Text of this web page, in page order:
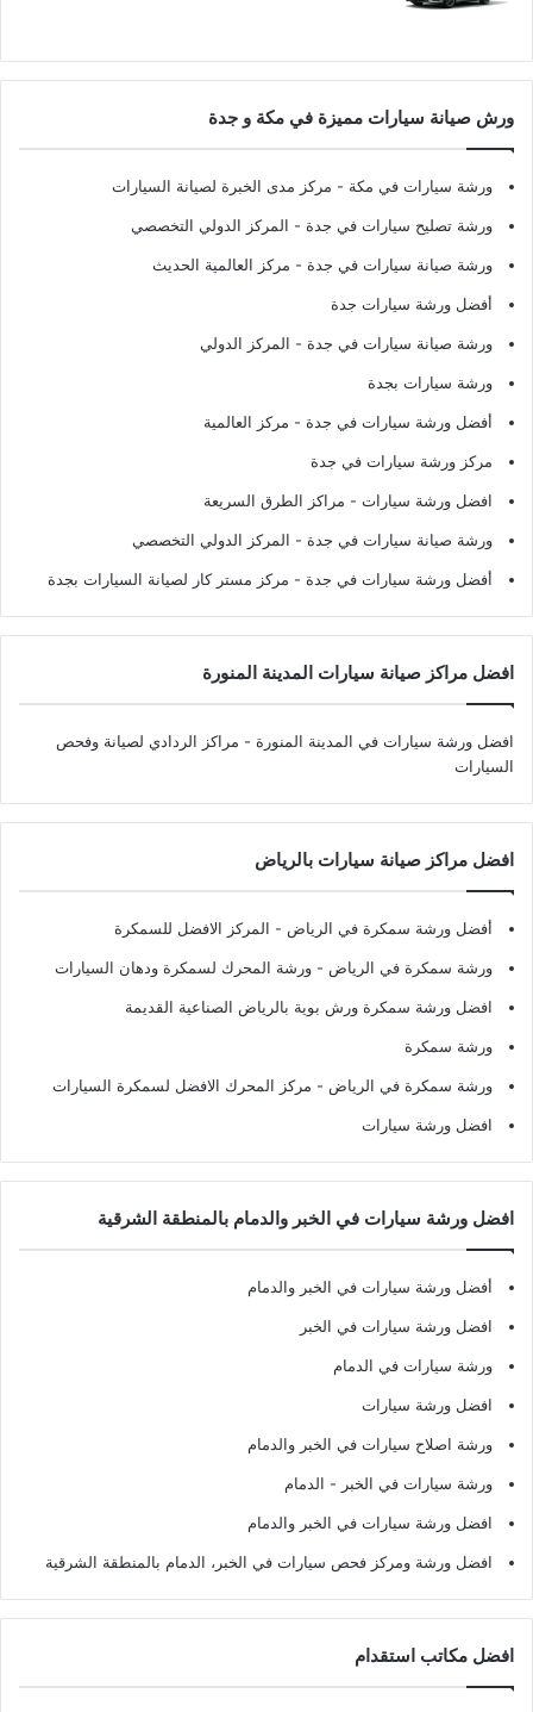
ورش صيانة سيارات مميزة في مكة و جدة
ورشة سيارات في مكة - مركز مدى الخبرة لصيانة السيارات
ورشة تصليح سيارات في جدة - المركز الدولي التخصصي
ورشة صيانة سيارات في جدة - مركز العالمية الحديث
أفضل ورشة سيارات جدة
ورشة صيانة سيارات في جدة - المركز الدولي
ورشة سيارات بجدة
أفضل ورشة سيارات في جدة - مركز العالمية
مركز ورشة سيارات في جدة
افضل ورشة سيارات - مراكز الطرق السريعة
ورشة صيانة سيارات في جدة - المركز الدولي التخصصي
أفضل ورشة سيارات في جدة - مركز مستر كار لصيانة السيارات بجدة
افضل مراكز صيانة سيارات المدينة المنورة
افضل ورشة سيارات في المدينة المنورة - مراكز الردادي لصيانة وفحص
السيارات
افضل مراكز صيانة سيارات بالرياض
أفضل ورشة سمكرة في الرياض - المركز الافضل للسمكرة
ورشة سمكرة في الرياض - ورشة المحرك لسمكرة ودهان السيارات
افضل ورشة سمكرة ورش بوية بالرياض الصناعية القديمة
ورشة سمكرة
ورشة سمكرة في الرياض - مركز المحرك الافضل لسمكرة السيارات
افضل ورشة سيارات
افضل ورشة سيارات في الخبر والدمام بالمنطقة الشرقية
أفضل ورشة سيارات في الخبر والدمام
افضل ورشة سيارات في الخبر
ورشة سيارات في الدمام
افضل ورشة سيارات
ورشة اصلاح سيارات في الخبر والدمام
ورشة سيارات في الخبر - الدمام
افضل ورشة سيارات في الخبر والدمام
افضل ورشة ومركز فحص سيارات في الخبر، الدمام بالمنطقة الشرقية
افضل مكاتب استقدام